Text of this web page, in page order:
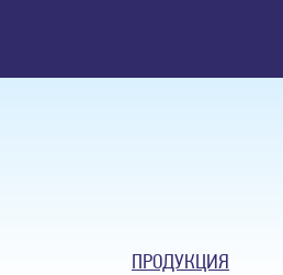
ПРОДУКЦИЯ